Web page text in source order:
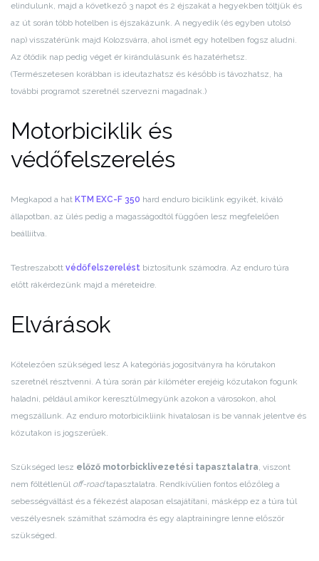
elindulunk, majd a következő 3 napot és 2 éjszakát a hegyekben töltjük és
az út során több hotelben is éjszakázunk. A negyedik (és egyben utolsó
nap) visszatérünk majd Kolozsvárra, ahol ismét egy hotelben fogsz aludni.
Az ötödik nap pedig véget ér kirándulásunk és hazatérhetsz.
(Természetesen korábban is ideutazhatsz és később is távozhatsz, ha
további programot szeretnél szervezni magadnak.)
Motorbiciklik és
védőfelszerelés
Megkapod a hat KTM EXC-F 350 hard enduro biciklink egyikét, kiváló
állapotban, az ülés pedig a magasságodtól függően lesz megfelelően
beálliítva.
Testreszabott védőfelszerelést biztosítunk számodra. Az enduro túra
előtt rákérdezünk majd a méreteidre.
Elvárások
Kötelezően szükséged lesz A kategóriás jogosítványra ha körutakon
szeretnél résztvenni. A túra során pár kilóméter erejéig közutakon fogunk
haladni, például amikor keresztülmegyünk azokon a városokon, ahol
megszállunk. Az enduro motorbicikliink hivatalosan is be vannak jelentve és
közutakon is jogszerűek.
Szükséged lesz előző motorbicklivezetési tapasztalatra, viszont
nem föltétlenül off-roadtapasztalatra. Rendkívülien fontos előzőleg a
sebességváltást és a fékezést alaposan elsajátítani, másképp ez a túra túl
veszélyesnek számíthat számodra és egy alaptrainingre lenne először
szükséged.